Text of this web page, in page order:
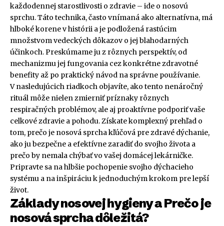
každodennej starostlivosti o zdravie – ide o nosovú
sprchu. Táto technika, často vnímaná ako alternatívna, má
hlboké korene v histórii a je podložená rastúcim
množstvom vedeckých dôkazov o jej blahodarných
účinkoch. Preskúmame ju z rôznych perspektív, od
mechanizmu jej fungovania cez konkrétne zdravotné
benefity až po praktický návod na správne používanie.
V nasledujúcich riadkoch objavíte, ako tento nenáročný
rituál môže nielen zmierniť príznaky rôznych
respiračných problémov, ale aj proaktívne podporiť vaše
celkové zdravie a pohodu. Získate komplexný prehľad o
tom, prečo je nosová sprcha kľúčová pre zdravé dýchanie,
ako ju bezpečne a efektívne zaradiť do svojho života a
prečo by nemala chýbať vo vašej domácej lekárničke.
Pripravte sa na hlbšie pochopenie svojho dýchacieho
systému a na inšpiráciu k jednoduchým krokom pre lepší
život.
Základy nosovej hygieny a Prečo je
nosová sprcha dôležitá?